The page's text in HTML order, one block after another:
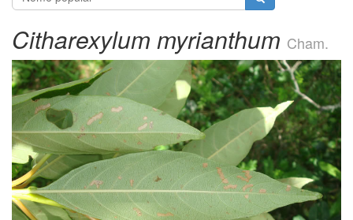
Citharexylum myrianthum Cham.